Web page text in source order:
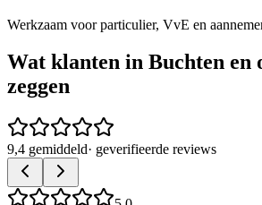
Werkzaam voor particulier, VvE en
Wat klanten in Buchten en
zeggen
9,4 gemiddeld· geverifieerde reviews